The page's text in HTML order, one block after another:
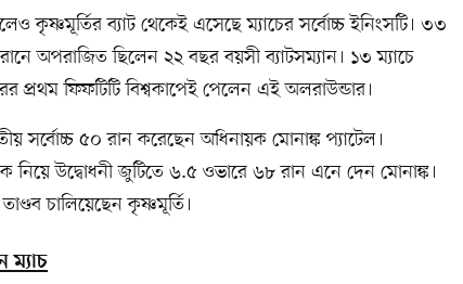
কৃষ্ণমূর্তির ব্যাট থেকেই এসেছে ম্যাচের সর্বোচ্চ ইনিংসটি। ৩৩
অপরাজিত ছিলেন ২২ বছর বয়সী ব্যাটসম্যান। ১৩ ম্যাচে
প্রথম ফিফটিটি বিশ্বকাপেই পেলেন এই অলরাউন্ডার।
সর্বোচ্চ ৫০ রান করেছেন অধিনায়ক মোনাঙ্ক প্যাটেল।
নিয়ে উদ্বোধনী জুটিতে ৬.৫ ওভারে ৬৮ রান এনে দেন মোনাঙ্ক।
চালিয়েছেন কৃষ্ণমূর্তি।
ম্যাচ